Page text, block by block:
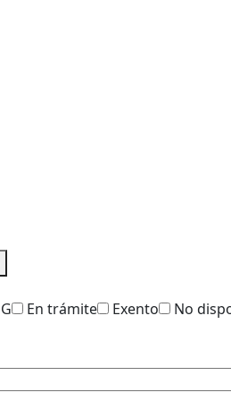
G En trámite Exento
No